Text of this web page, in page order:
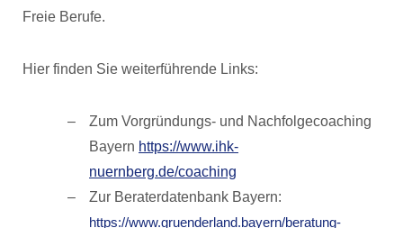
Freie Berufe.
Hier finden Sie weiterführende Links:
Zum Vorgründungs- und Nachfolgecoaching
Bayern https://www.ihk-
nuernberg.de/coaching
Zur Beraterdatenbank Bayern:
https://www.gruenderland.bayern/beratung-